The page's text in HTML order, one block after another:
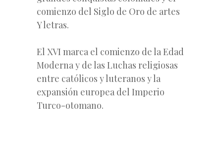
comienzo del Siglo de Oro de artes
Y letras.
El XVI marca el comienzo de la Edad
Moderna y de las Luchas religiosas
entre católicos y luteranos y la
expansión europea del Imperio
Turco-otomano.